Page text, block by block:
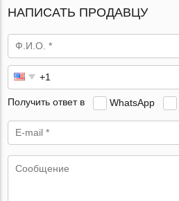
НАПИСАТЬ ПРОДАВЦУ
Получить ответ в WhatsApp